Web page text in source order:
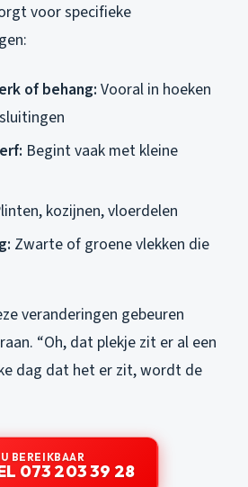
voor specifieke
of behang: Vooral in hoeken
Begint vaak met kleine
kozijnen, vloerdelen
Zwarte of groene vlekken die
veranderingen gebeuren
“Oh, dat plekje zit er al een
dag dat het er zit, wordt de
BEREIKBAAR
073 203 39 28